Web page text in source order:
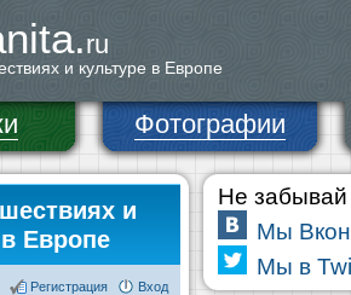
ru
и культуре в Европе
Фотографии
и
Европе
Вход
Регистрация
Не забывай
Мы
Мы в